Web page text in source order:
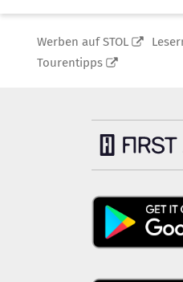
Werben auf STOL
Tourentipps